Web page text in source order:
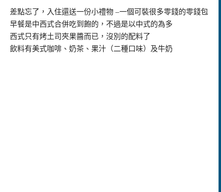
差點忘了，入住還送一份小禮物 –一個可裝很多零錢的零錢包
早餐是中西式合併吃到飽的，不過是以中式的為多
西式只有烤土司夾果醬而已，沒別的配料了
飲料有美式咖啡、奶茶、果汁（二種口味）及牛奶